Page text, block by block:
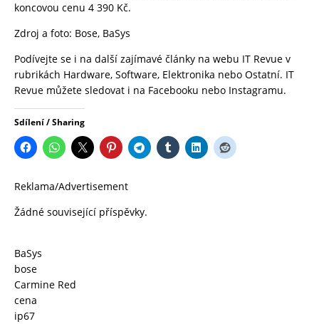
koncovou cenu 4 390 Kč.
Zdroj a foto: Bose, BaSys
Podívejte se i na další zajímavé články na webu IT Revue v
rubrikách Hardware, Software, Elektronika nebo Ostatní. IT
Revue můžete sledovat i na Facebooku nebo Instagramu.
Sdílení / Sharing
Reklama/Advertisement
Žádné související příspěvky.
BaSys
bose
Carmine Red
cena
ip67